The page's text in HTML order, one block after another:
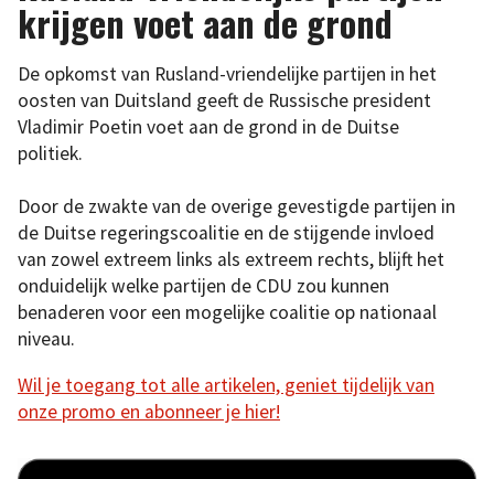
krijgen voet aan de grond
De opkomst van Rusland-vriendelijke partijen in het
oosten van Duitsland geeft de Russische president
Vladimir Poetin voet aan de grond in de Duitse
politiek.
Door de zwakte van de overige gevestigde partijen in
de Duitse regeringscoalitie en de stijgende invloed
van zowel extreem links als extreem rechts, blijft het
onduidelijk welke partijen de CDU zou kunnen
benaderen voor een mogelijke coalitie op nationaal
niveau.
Wil je toegang tot alle artikelen, geniet tijdelijk van
onze promo en abonneer je hier!